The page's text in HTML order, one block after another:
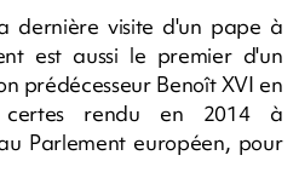
dernière visite d'un pape à
est aussi le premier d'un
prédécesseur Benoît XVI en
certes rendu en 2014 à
Parlement européen, pour